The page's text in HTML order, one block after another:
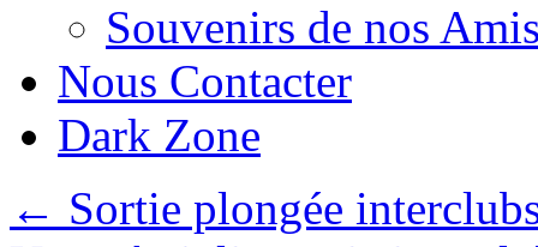
Souvenirs de nos
Nous Contacter
Dark Zone
← Sortie plongée